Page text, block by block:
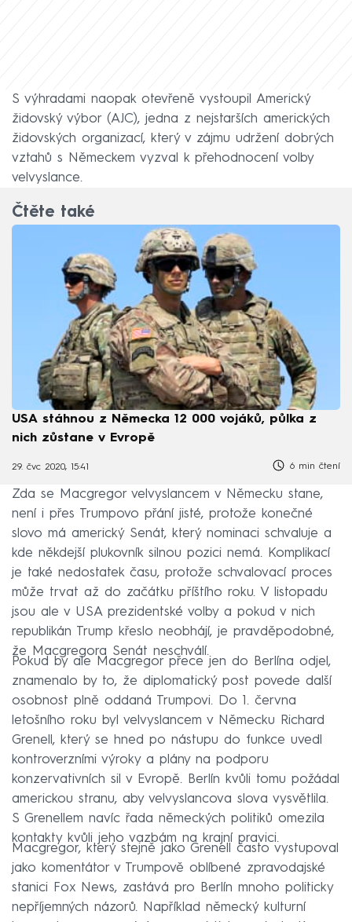
S výhradami naopak otevřeně vystoupil Americký
židovský výbor (AJC), jedna z nejstarších amerických
židovských organizací, který v zájmu udržení dobrých
vztahů s Německem vyzval k přehodnocení volby
velvyslance.
Čtěte také
USA stáhnou z Německa 12 000 vojáků, půlka z
nich zůstane v Evropě
29. čvc 2020, 15:41 6 min čtení
Zda se Macgregor velvyslancem v Německu stane,
není i přes Trumpovo přání jisté, protože konečné
slovo má americký Senát, který nominaci schvaluje a
kde někdejší plukovník silnou pozici nemá. Komplikací
je také nedostatek času, protože schvalovací proces
může trvat až do začátku příštího roku. V listopadu
jsou ale v USA prezidentské volby a pokud v nich
republikán Trump křeslo neobhájí, je pravděpodobné,
že Macgregora Senát neschválí.
Pokud by ale Macgregor přece jen do Berlína odjel,
znamenalo by to, že diplomatický post povede další
osobnost plně oddaná Trumpovi. Do 1. června
letošního roku byl velvyslancem v Německu Richard
Grenell, který se hned po nástupu do funkce uvedl
kontroverzními výroky a plány na podporu
konzervativních sil v Evropě. Berlín kvůli tomu požádal
americkou stranu, aby velvyslancova slova vysvětlila.
S Grenellem navíc řada německých politiků omezila
kontakty kvůli jeho vazbám na krajní pravici.
Macgregor, který stejně jako Grenell často vystupoval
jako komentátor v Trumpově oblíbené zpravodajské
stanici Fox News, zastává pro Berlín mnoho politicky
nepříjemných názorů. Například německý kulturní